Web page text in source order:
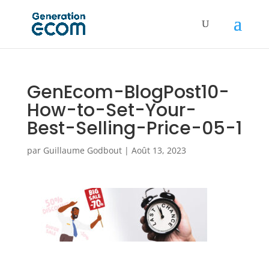
GenEcom-BlogPost10-
How-to-Set-Your-
Best-Selling-Price-05-1
par Guillaume Godbout| Août 13, 2023